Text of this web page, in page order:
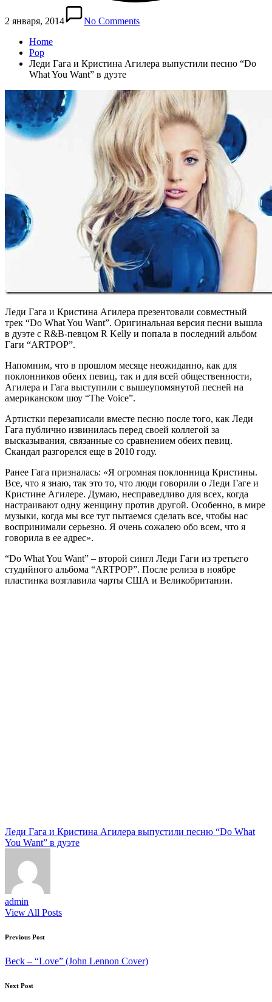
2 января, 2014
No Comments
Home
Pop
Леди Гага и Кристина Агилера выпустили песню “Do
What You Want” в дуэте
Леди Гага и Кристина Агилера презентовали совместный
трек “Do What You Want”. Оригинальная версия песни вышла
в дуэте с R&B-певцом R Kelly и попала в последний альбом
Гаги “ARTPOP”.
Напомним, что в прошлом месяце неожиданно, как для
поклонников обеих певиц, так и для всей общественности,
Агилера и Гага выступили с вышеупомянутой песней на
американском шоу “The Voice”.
Артистки перезаписали вместе песню после того, как Леди
Гага публично извинилась перед своей коллегой за
высказывания, связанные со сравнением обеих певиц.
Скандал разгорелся еще в 2010 году.
Ранее Гага призналась: «Я огромная поклонница Кристины.
Все, что я знаю, так это то, что люди говорили о Леди Гаге и
Кристине Агилере. Думаю, несправедливо для всех, когда
настраивают одну женщину против другой. Особенно, в мире
музыки, когда мы все тут пытаемся сделать все, чтобы нас
воспринимали серьезно. Я очень сожалею обо всем, что я
говорила в ее адрес».
“Do What You Want” – второй сингл Леди Гаги из третьего
студийного альбома “ARTPOP”. После релиза в ноябре
пластинка возглавила чарты США и Великобритании.
Tags:
Леди Гага и Кристина Агилера выпустили песню “Do What
You Want” в дуэте
admin
View All Posts
Post
navigation
Previous Post
Beck – “Love” (John Lennon Cover)
Next Post